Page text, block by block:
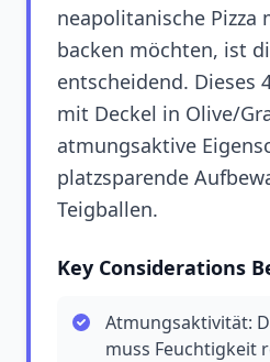
neapolitanische Pizza
backen möchten, ist
entscheidend. Dieses
mit Deckel in Olive/
atmungsaktive
platzsparende
Teigballen.
Key Considerations
Atmungsaktivität:
muss Feuchtigkeit